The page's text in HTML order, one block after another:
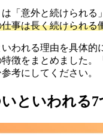
「意外と続けられる
事は長く続けられる
われる理由を具体
徴をまとめました
考にしてください。
といわれる7